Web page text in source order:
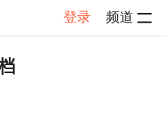
登录 频道